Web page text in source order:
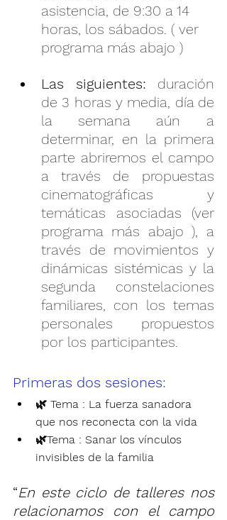
asistencia, de 9:30 a 14
horas, los sábados. ( ver
programa más abajo )
Las siguientes: duración
de 3 horas y media, día de
la semana aún a
determinar, en la primera
parte abriremos el campo
a través de propuestas
cinematográficas y
temáticas asociadas (ver
programa más abajo ), a
través de movimientos y
dinámicas sistémicas y la
segunda constelaciones
familiares, con los temas
personales propuestos
por los participantes.
Primeras dos sesiones:
🌿 Tema : La fuerza sanadora
que nos reconecta con la vida
🌿Tema : Sanar los vínculos
invisibles de la familia
“En este ciclo de talleres nos
relacionamos con el campo